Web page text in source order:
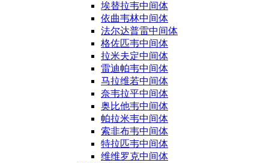
埃替拉韦中间体
依曲韦林中间体
法尔达普雷中间体
格佐匹韦中间体
拉米夫定中间体
雷迪帕韦中间体
马拉维若中间体
奈韦拉平中间体
奥比他韦中间体
帕拉米韦中间体
索非布韦中间体
特拉匹韦中间体
维维罗克中间体